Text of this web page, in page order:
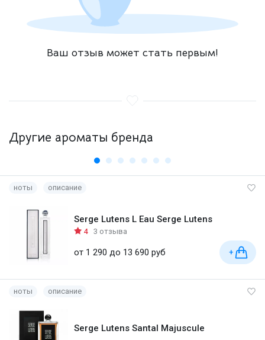
Ваш отзыв может стать первым!
Другие ароматы бренда
ноты описание
Serge Lutens L Eau Serge Lutens
4 3 отзыва
от 1 290 до 13 690 руб +
ноты описание
Serge Lutens Santal Majuscule